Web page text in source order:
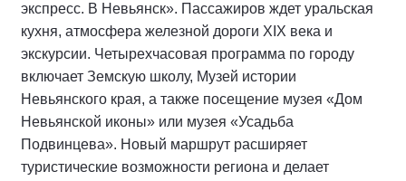
экспресс. В Невьянск». Пассажиров ждет уральская
кухня, атмосфера железной дороги XIX века и
экскурсии. Четырехчасовая программа по городу
включает Земскую школу, Музей истории
Невьянского края, а также посещение музея «Дом
Невьянской иконы» или музея «Усадьба
Подвинцева». Новый маршрут расширяет
туристические возможности региона и делает